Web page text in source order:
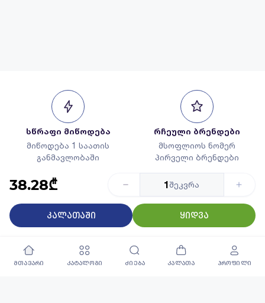
38.28₾ 1შეკვრა
კალათაში ყიდვა
სწრაფი მიწოდება
მიწოდება 1 საათის
განმავლობაში
რჩეული ბრენდები
მსოფლიოს ნომერ
პირველი ბრენდები
გარანტირებული
ხარისხი
პროდუქცია
საუკეთესო კატალოგი
45 000+ დასახელების
მთავარი კატალოგი ძიება კალათა პროფილი